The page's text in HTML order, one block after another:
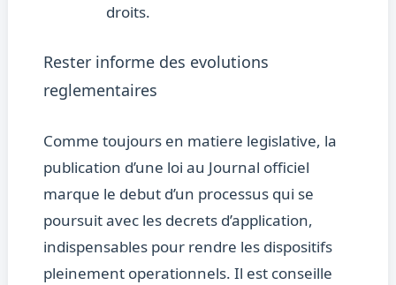
droits.
Rester informe des evolutions
reglementaires
Comme toujours en matiere legislative, la
publication d’une loi au Journal officiel
marque le debut d’un processus qui se
poursuit avec les decrets d’application,
indispensables pour rendre les dispositifs
pleinement operationnels. Il est conseille